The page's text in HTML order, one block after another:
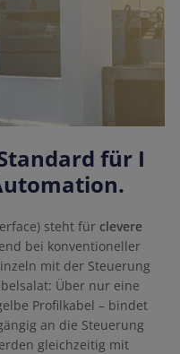
für I
steht für clevere
bei konventioneller
mit der Steuerung
Über nur eine
Profilkabel – bindet
an die Steuerung
gleichzeitig mit